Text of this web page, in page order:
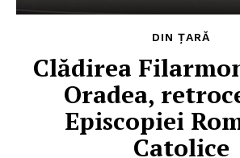
DIN ȚARĂ
Clădirea
Oradea,
Episcopiei
Catolice